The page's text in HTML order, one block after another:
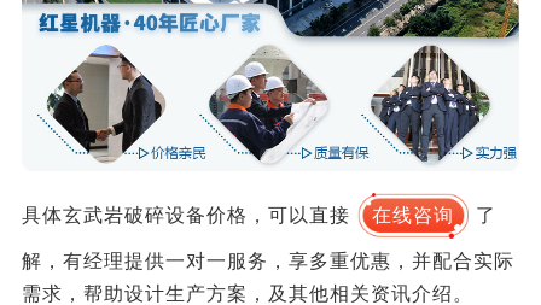
具体玄武岩破碎设备价格，可以直接 在线咨询 了
解，有经理提供一对一服务，享多重优惠，并配合实际
需求，帮助设计生产方案，及其他相关资讯介绍。